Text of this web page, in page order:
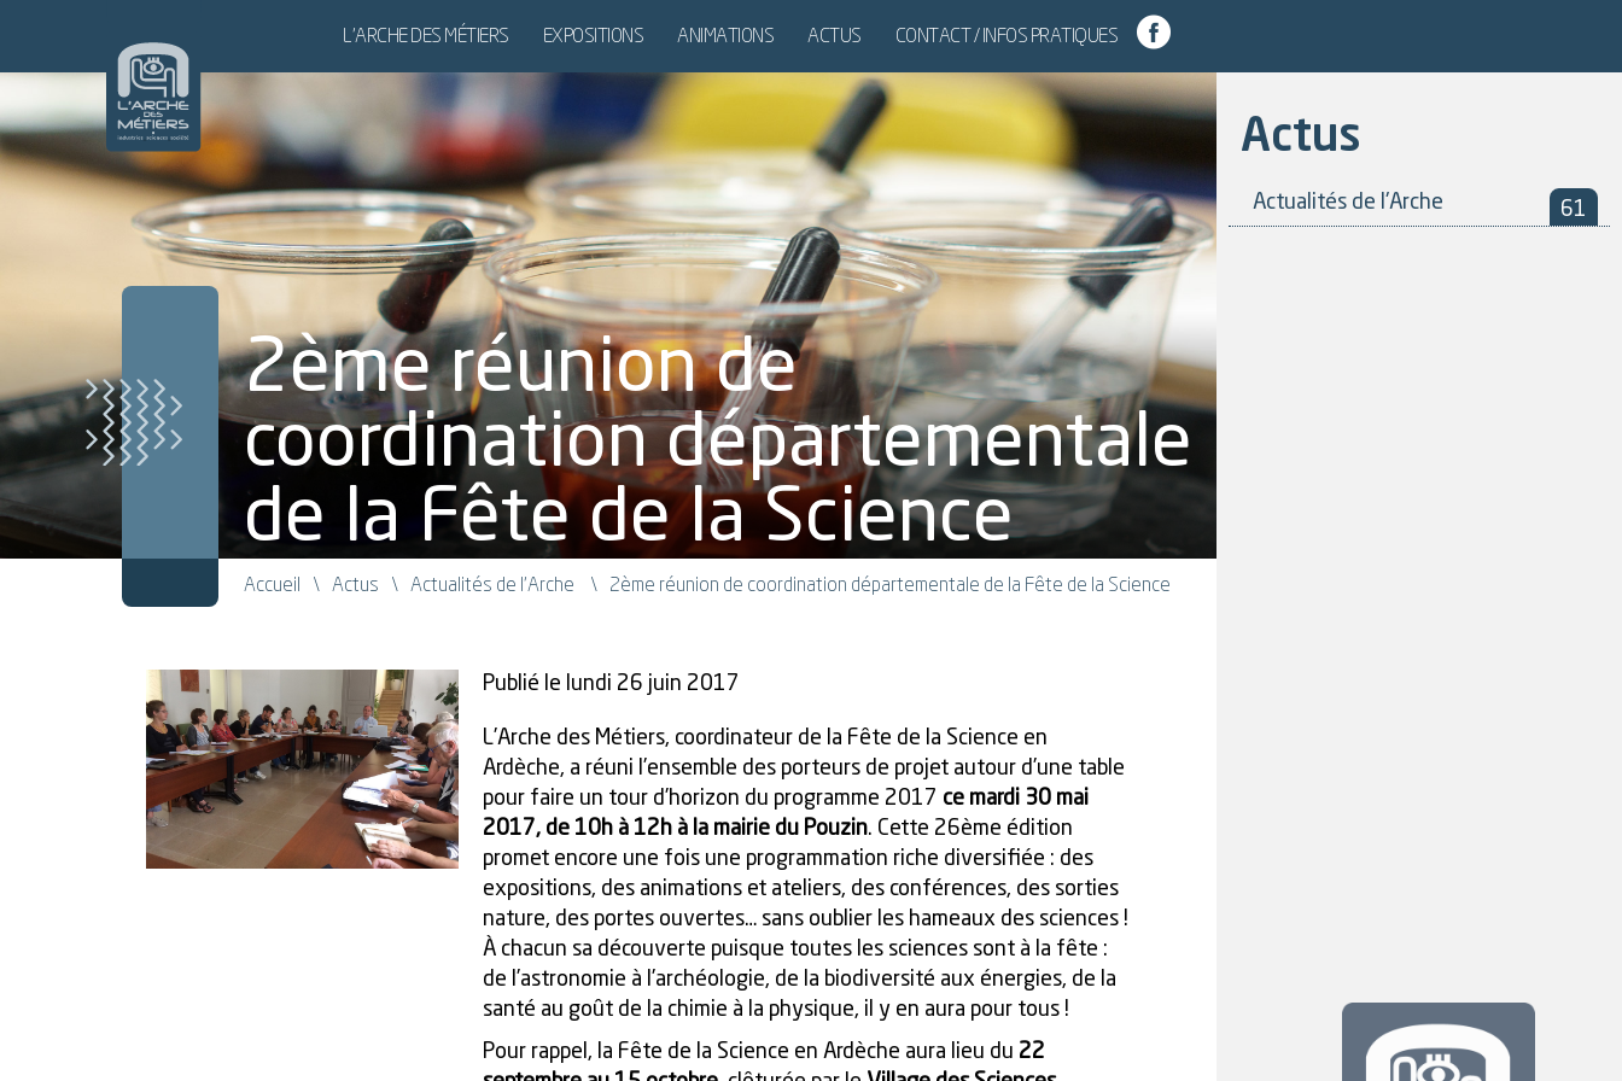
L’ARCHE DES MÉTIERS
L’ARCHE DES MÉTIERS,
NOS PARTENAIRES
POUR LES GROUPES
POUR LES SCOLAIRES
EXPOSITIONS
EXPOSITIONS
ITINÉRANTES
ANIMATIONS ACTUS CONTACT / INFOS PRATIQUES
2ème réunion de
coordination départementale
de la Fête de la Science
Accueil Actus Actualités de l'Arche 2ème réunion de coordination départementale de la Fête de la Science
Publié le lundi 26 juin 2017
L’Arche des Métiers, coordinateur de la Fête de la Science en
Ardèche, a réuni l’ensemble des porteurs de projet autour d’une table
pour faire un tour d’horizon du programme 2017 ce mardi 30 mai
2017, de 10h à 12h à la mairie du Pouzin. Cette 26ème édition
promet encore une fois une programmation riche diversifiée : des
expositions, des animations et ateliers, des conférences, des sorties
nature, des portes ouvertes… sans oublier les hameaux des sciences !
À chacun sa découverte puisque toutes les sciences sont à la fête :
de l’astronomie à l’archéologie, de la biodiversité aux énergies, de la
santé au goût de la chimie à la physique, il y en aura pour tous !
Pour rappel, la Fête de la Science en Ardèche aura lieu du 22
Actus
Actualités de l'Arche 61